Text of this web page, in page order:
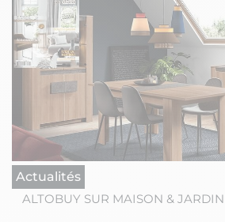
Actualités
ALTOBUY SUR MAISON &